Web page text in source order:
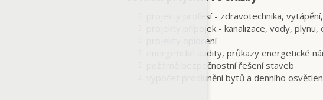
projekty profesí - zdravotechnika,
projekty přípojek - kanalizace, vody, plynu,
projekty oplocení
energetické audity, průkazy energetické
požárně bezpečnostní řešení staveb
výpočet proslunění bytů a denního